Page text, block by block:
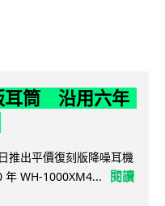
耳筒 沿用六年
推出平價復刻版降噪耳機
年 WH-1000XM4...
閱讀